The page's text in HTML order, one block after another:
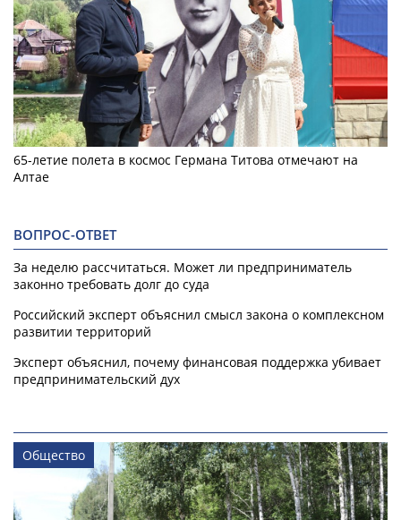
65-летие полета в космос Германа Титова отмечают на
Алтае
ВОПРОС-ОТВЕТ
За неделю рассчитаться. Может ли предприниматель
законно требовать долг до суда
Российский эксперт объяснил смысл закона о комплексном
развитии территорий
Эксперт объяснил, почему финансовая поддержка убивает
предпринимательский дух
Общество